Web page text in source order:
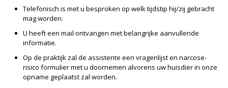
Telefonisch is met u besproken op welk tijdstip hij/zij gebracht
mag worden.
U heeft een mail ontvangen met belangrijke aanvullende
informatie.
Op de praktijk zal de assistente een vragenlijst en narcose-
risico formulier met u doornemen alvorens uw huisdier in onze
opname geplaatst zal worden.